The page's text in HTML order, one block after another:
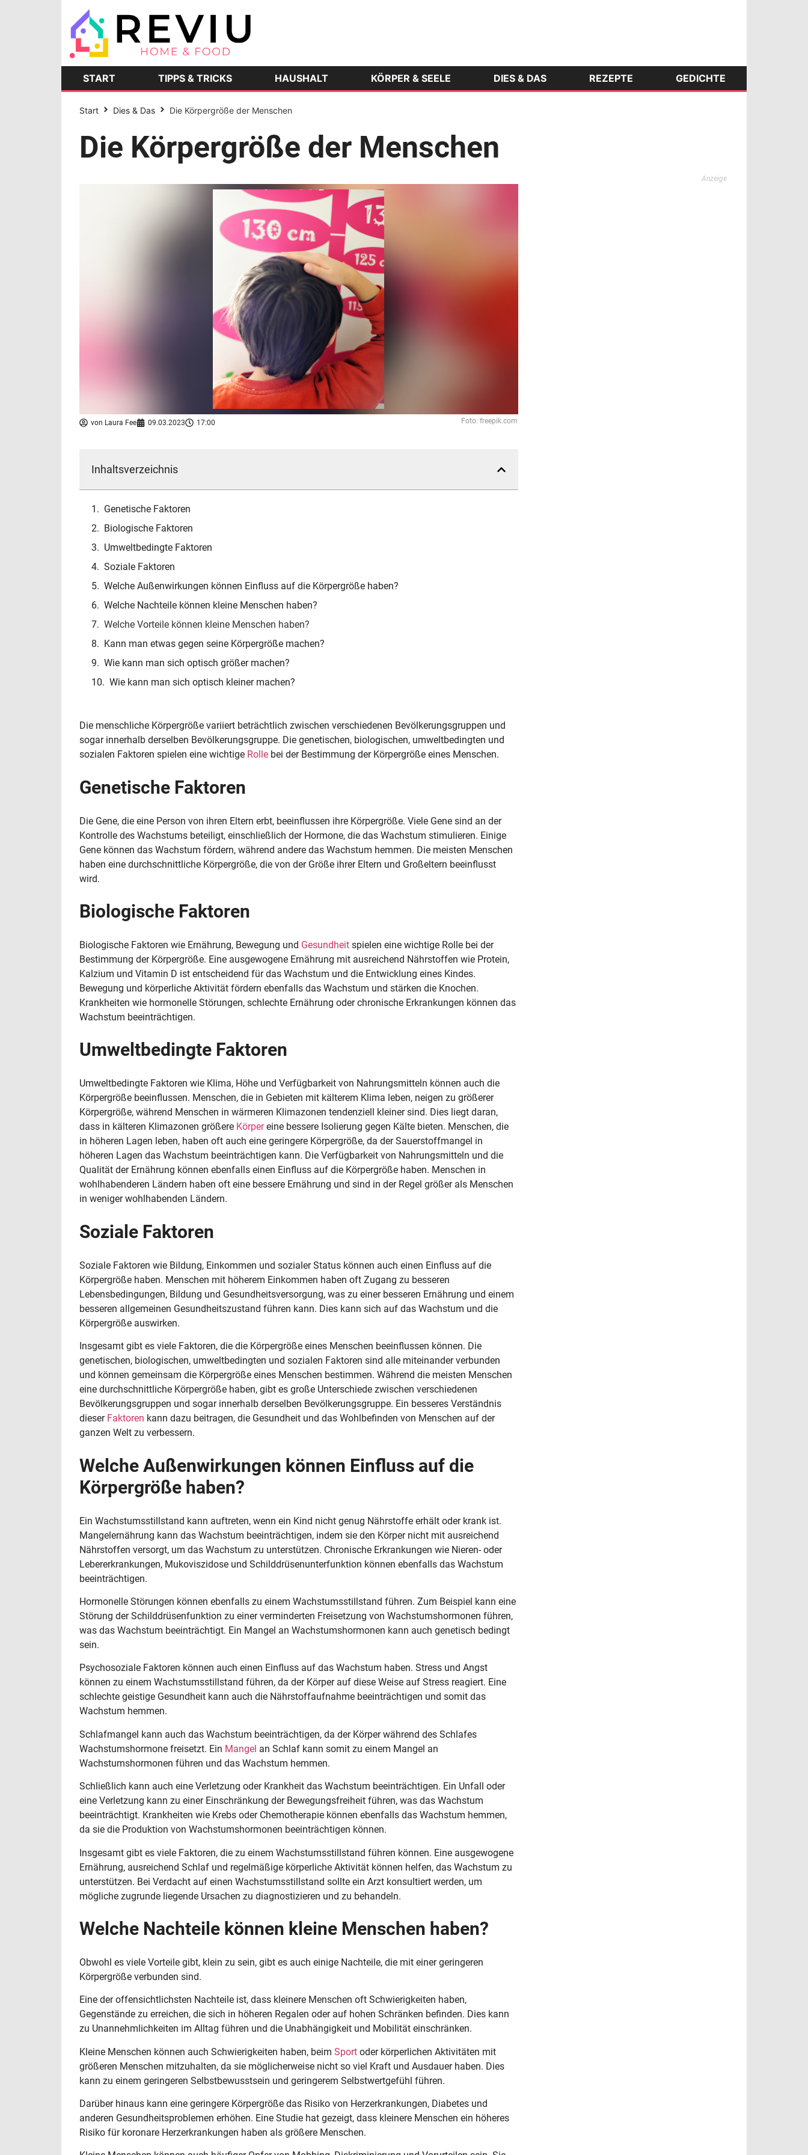
START TIPPS & TRICKS HAUSHALT KÖRPER & SEELE DIES & DAS REZEPTE GEDICHTE
Start Dies & Das Die Körpergröße der Menschen
Die Körpergröße der Menschen
von Laura Fee 09.03.2023 17:00 Foto: freepik.com
Inhaltsverzeichnis
Genetische Faktoren
Biologische Faktoren
Umweltbedingte Faktoren
Soziale Faktoren
Welche Außenwirkungen können Einfluss auf die Körpergröße haben?
Welche Nachteile können kleine Menschen haben?
Welche Vorteile können kleine Menschen haben?
Kann man etwas gegen seine Körpergröße machen?
Wie kann man sich optisch größer machen?
Wie kann man sich optisch kleiner machen?
Die menschliche Körpergröße variiert beträchtlich zwischen verschiedenen Bevölkerungsgruppen und
sogar innerhalb derselben Bevölkerungsgruppe. Die genetischen, biologischen, umweltbedingten und
sozialen Faktoren spielen eine wichtige Rolle bei der Bestimmung der Körpergröße eines Menschen.
Genetische Faktoren
Die Gene, die eine Person von ihren Eltern erbt, beeinflussen ihre Körpergröße. Viele Gene sind an der
Kontrolle des Wachstums beteiligt, einschließlich der Hormone, die das Wachstum stimulieren. Einige
Gene können das Wachstum fördern, während andere das Wachstum hemmen. Die meisten Menschen
haben eine durchschnittliche Körpergröße, die von der Größe ihrer Eltern und Großeltern beeinflusst
wird.
Biologische Faktoren
Biologische Faktoren wie Ernährung, Bewegung und Gesundheit spielen eine wichtige Rolle bei der
Bestimmung der Körpergröße. Eine ausgewogene Ernährung mit ausreichend Nährstoffen wie Protein,
Kalzium und Vitamin D ist entscheidend für das Wachstum und die Entwicklung eines Kindes.
Bewegung und körperliche Aktivität fördern ebenfalls das Wachstum und stärken die Knochen.
Krankheiten wie hormonelle Störungen, schlechte Ernährung oder chronische Erkrankungen können das
Wachstum beeinträchtigen.
Umweltbedingte Faktoren
Umweltbedingte Faktoren wie Klima, Höhe und Verfügbarkeit von Nahrungsmitteln können auch die
Körpergröße beeinflussen. Menschen, die in Gebieten mit kälterem Klima leben, neigen zu größerer
Körpergröße, während Menschen in wärmeren Klimazonen tendenziell kleiner sind. Dies liegt daran,
dass in kälteren Klimazonen größere Körpereine bessere Isolierung gegen Kälte bieten. Menschen, die
in höheren Lagen leben, haben oft auch eine geringere Körpergröße, da der Sauerstoffmangel in
höheren Lagen das Wachstum beeinträchtigen kann. Die Verfügbarkeit von Nahrungsmitteln und die
Qualität der Ernährung können ebenfalls einen Einfluss auf die Körpergröße haben. Menschen in
wohlhabenderen Ländern haben oft eine bessere Ernährung und sind in der Regel größer als Menschen
in weniger wohlhabenden Ländern.
Soziale Faktoren
Soziale Faktoren wie Bildung, Einkommen und sozialer Status können auch einen Einfluss auf die
Körpergröße haben. Menschen mit höherem Einkommen haben oft Zugang zu besseren
Lebensbedingungen, Bildung und Gesundheitsversorgung, was zu einer besseren Ernährung und einem
besseren allgemeinen Gesundheitszustand führen kann. Dies kann sich auf das Wachstum und die
Körpergröße auswirken.
Insgesamt gibt es viele Faktoren, die die Körpergröße eines Menschen beeinflussen können. Die
genetischen, biologischen, umweltbedingten und sozialen Faktoren sind alle miteinander verbunden
und können gemeinsam die Körpergröße eines Menschen bestimmen. Während die meisten Menschen
eine durchschnittliche Körpergröße haben, gibt es große Unterschiede zwischen verschiedenen
Bevölkerungsgruppen und sogar innerhalb derselben Bevölkerungsgruppe. Ein besseres Verständnis
dieser Faktoren kann dazu beitragen, die Gesundheit und das Wohlbefinden von Menschen auf der
ganzen Welt zu verbessern.
Welche Außenwirkungen können Einfluss auf die
Körpergröße haben?
Ein Wachstumsstillstand kann auftreten, wenn ein Kind nicht genug Nährstoffe erhält oder krank ist.
Mangelernährung kann das Wachstum beeinträchtigen, indem sie den Körper nicht mit ausreichend
Nährstoffen versorgt, um das Wachstum zu unterstützen. Chronische Erkrankungen wie Nieren- oder
Lebererkrankungen, Mukoviszidose und Schilddrüsenunterfunktion können ebenfalls das Wachstum
beeinträchtigen.
Hormonelle Störungen können ebenfalls zu einem Wachstumsstillstand führen. Zum Beispiel kann eine
Störung der Schilddrüsenfunktion zu einer verminderten Freisetzung von Wachstumshormonen führen,
was das Wachstum beeinträchtigt. Ein Mangel an Wachstumshormonen kann auch genetisch bedingt
sein.
Psychosoziale Faktoren können auch einen Einfluss auf das Wachstum haben. Stress und Angst
können zu einem Wachstumsstillstand führen, da der Körper auf diese Weise auf Stress reagiert. Eine
schlechte geistige Gesundheit kann auch die Nährstoffaufnahme beeinträchtigen und somit das
Wachstum hemmen.
Schlafmangel kann auch das Wachstum beeinträchtigen, da der Körper während des Schlafes
Wachstumshormone freisetzt. Ein Mangel an Schlaf kann somit zu einem Mangel an
Wachstumshormonen führen und das Wachstum hemmen.
Schließlich kann auch eine Verletzung oder Krankheit das Wachstum beeinträchtigen. Ein Unfall oder
eine Verletzung kann zu einer Einschränkung der Bewegungsfreiheit führen, was das Wachstum
beeinträchtigt. Krankheiten wie Krebs oder Chemotherapie können ebenfalls das Wachstum hemmen,
da sie die Produktion von Wachstumshormonen beeinträchtigen können.
Insgesamt gibt es viele Faktoren, die zu einem Wachstumsstillstand führen können. Eine ausgewogene
Ernährung, ausreichend Schlaf und regelmäßige körperliche Aktivität können helfen, das Wachstum zu
unterstützen. Bei Verdacht auf einen Wachstumsstillstand sollte ein Arzt konsultiert werden, um
mögliche zugrunde liegende Ursachen zu diagnostizieren und zu behandeln.
Welche Nachteile können kleine Menschen haben?
Obwohl es viele Vorteile gibt, klein zu sein, gibt es auch einige Nachteile, die mit einer geringeren
Körpergröße verbunden sind.
Eine der offensichtlichsten Nachteile ist, dass kleinere Menschen oft Schwierigkeiten haben,
Gegenstände zu erreichen, die sich in höheren Regalen oder auf hohen Schränken befinden. Dies kann
zu Unannehmlichkeiten im Alltag führen und die Unabhängigkeit und Mobilität einschränken.
Kleine Menschen können auch Schwierigkeiten haben, beim Sport oder körperlichen Aktivitäten mit
größeren Menschen mitzuhalten, da sie möglicherweise nicht so viel Kraft und Ausdauer haben. Dies
kann zu einem geringeren Selbstbewusstsein und geringerem Selbstwertgefühl führen.
Darüber hinaus kann eine geringere Körpergröße das Risiko von Herzerkrankungen, Diabetes und
anderen Gesundheitsproblemen erhöhen. Eine Studie hat gezeigt, dass kleinere Menschen ein höheres
Risiko für koronare Herzerkrankungen haben als größere Menschen.
Anzeige